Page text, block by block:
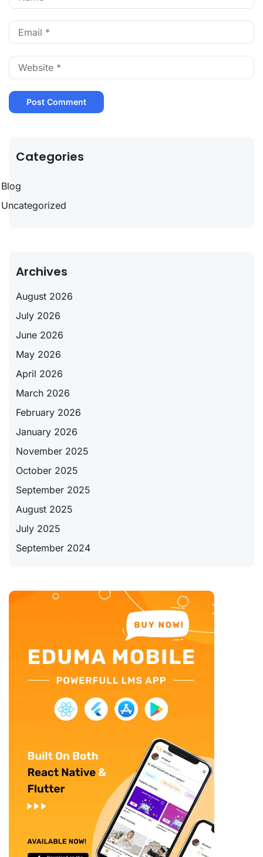
Categories
Blog
Uncategorized
Archives
August 2026
July 2026
June 2026
May 2026
April 2026
March 2026
February 2026
January 2026
November 2025
October 2025
September 2025
August 2025
July 2025
September 2024